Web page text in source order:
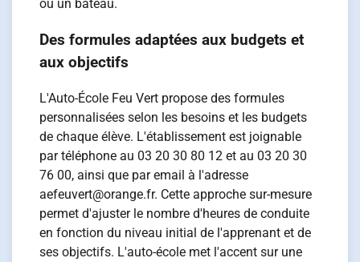
ou un bateau.
Des formules adaptées aux budgets et
aux objectifs
L'Auto-École Feu Vert propose des formules
personnalisées selon les besoins et les budgets
de chaque élève. L'établissement est joignable
par téléphone au 03 20 30 80 12 et au 03 20 30
76 00, ainsi que par email à l'adresse
aefeuvert@orange.fr. Cette approche sur-mesure
permet d'ajuster le nombre d'heures de conduite
en fonction du niveau initial de l'apprenant et de
ses objectifs. L'auto-école met l'accent sur une